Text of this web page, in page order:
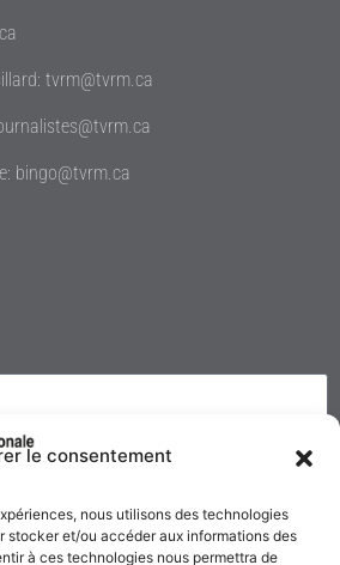
le consentement
nous utilisons des technologies
stocker et/ou accéder aux informations des
à ces technologies nous permettra de
tvrm@tvrm.ca
bingo@tvrm.ca